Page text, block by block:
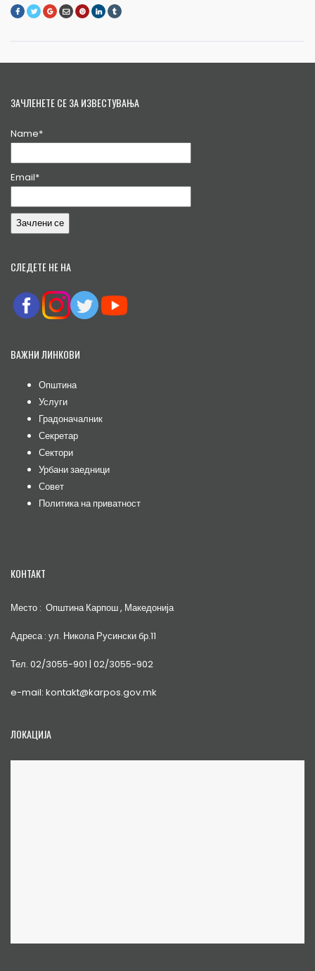
ЗАЧЛЕНЕТЕ СЕ ЗА ИЗВЕСТУВАЊА
Name*
Email*
СЛЕДЕТЕ НЕ НА
ВАЖНИ ЛИНКОВИ
Општина
Услуги
Градоначалник
Секретар
Сектори
Урбани заедници
Совет
Политика на приватност
КОНТАКТ
Место : Општина Карпош , Македонија
Адреса : ул. Никола Русински бр.11
Тел. 02/3055-901 | 02/3055-902
e-mail: kontakt@karpos.gov.mk
ЛОКАЦИЈА